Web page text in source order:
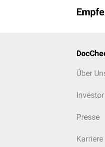
Über
Presse
Karriere